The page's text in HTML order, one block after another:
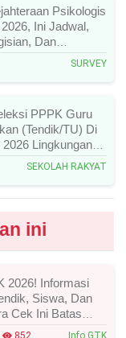
Psikologis
Ini Jadwal,
Dan
SURVEY
PPPK Guru
(Tendik/TU) Di
Lingkungan
Ini Daftar Nama
SEKOLAH RAKYAT
ini
2026! Informasi
Siswa, Dan
Cek Ini Batas
852 Info GTK